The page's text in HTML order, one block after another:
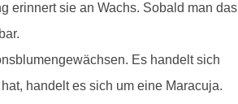
erinnert sie an Wachs. Sobald man das
Es handelt sich
handelt es sich um eine Maracuja.